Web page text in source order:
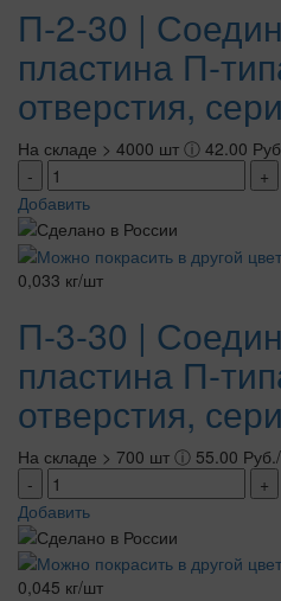
П-2-30 |
пластина П-
отверстия,
На складе > 4000 шт ⓘ 42.00
-
+
Добавить
0,033 кг/шт
П-3-30 |
пластина П-
отверстия,
На складе > 700 шт ⓘ 55.00
-
+
Добавить
0,045 кг/шт